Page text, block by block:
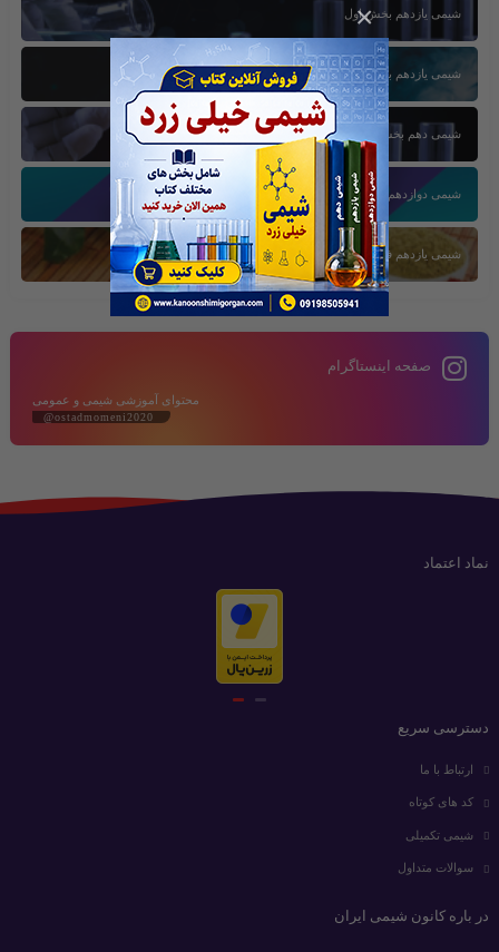
×
شیمی یازدهم بخش اول
شیمی یازدهم بخش سوم
شیمی دهم بخش اول
شیمی دوازدهم بخش سوم
شیمی یازدهم فصل دوم
صفحه اینستاگرام
محتوای آموزشی شیمی و عمومی
@ostadmomeni2020
نماد اعتماد
دسترسی سریع
ارتباط با ما
کد های کوتاه
شیمی تکمیلی
سوالات متداول
در باره کانون شیمی ایران